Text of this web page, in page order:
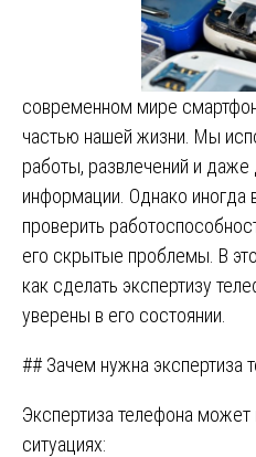
современном мире
частью нашей жизни. Мы
работы, развлечений и даже
информации. Однако иногда
проверить
его скрытые проблемы. В
как сделать экспертизу
уверены в его состоянии.
## Зачем нужна экспертиза
Экспертиза телефона
ситуациях: